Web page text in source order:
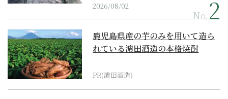
2026/08/02
No.
鹿児島県産の芋のみを用いて造ら
れている濵田酒造の本格焼酎
PR(濵田酒造)